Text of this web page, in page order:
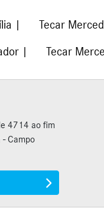
Tecar
Tecar
4714 ao fim
- Campo